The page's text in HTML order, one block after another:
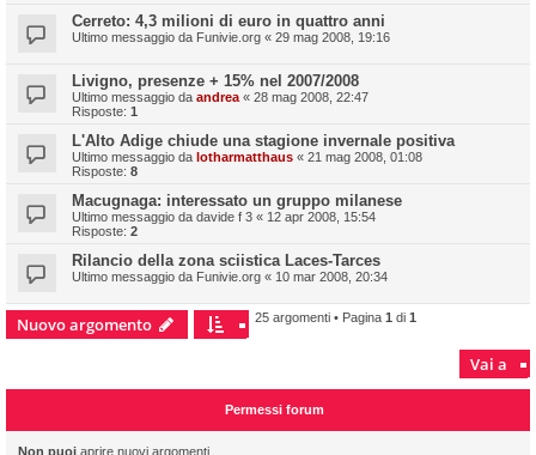
Cerreto: 4,3 milioni di euro in quattro anni
Ultimo messaggio da Funivie.org « 29 mag 2008, 19:16
Livigno, presenze + 15% nel 2007/2008
Ultimo messaggio da andrea « 28 mag 2008, 22:47
Risposte: 1
L'Alto Adige chiude una stagione invernale positiva
Ultimo messaggio da lotharmatthaus « 21 mag 2008, 01:08
Risposte: 8
Macugnaga: interessato un gruppo milanese
Ultimo messaggio da davide f 3 « 12 apr 2008, 15:54
Risposte: 2
Rilancio della zona sciistica Laces-Tarces
Ultimo messaggio da Funivie.org « 10 mar 2008, 20:34
Nuovo argomento 25 argomenti • Pagina 1 di 1
Vai a
Permessi forum
Non puoi aprire nuovi argomenti